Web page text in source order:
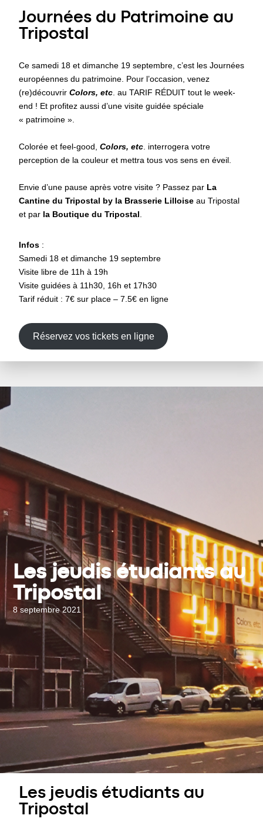
Journées du Patrimoine au
Tripostal
Ce samedi 18 et dimanche 19 septembre, c’est les Journées
européennes du patrimoine. Pour l’occasion, venez
(re)découvrir Colors, etc. au TARIF RÉDUIT tout le week-
end ! Et profitez aussi d’une visite guidée spéciale
« patrimoine ».
Colorée et feel-good, Colors, etc. interrogera votre
perception de la couleur et mettra tous vos sens en éveil.
Envie d’une pause après votre visite ? Passez par La
Cantine du Tripostal by la Brasserie Lilloise au Tripostal
et par la Boutique du Tripostal.
Infos :
Samedi 18 et dimanche 19 septembre
Visite libre de 11h à 19h
Visite guidées à 11h30, 16h et 17h30
Tarif réduit : 7€ sur place – 7.5€ en ligne
Réservez vos tickets en ligne
Les jeudis étudiants au
Tripostal
8 septembre 2021
Les jeudis étudiants au
Tripostal